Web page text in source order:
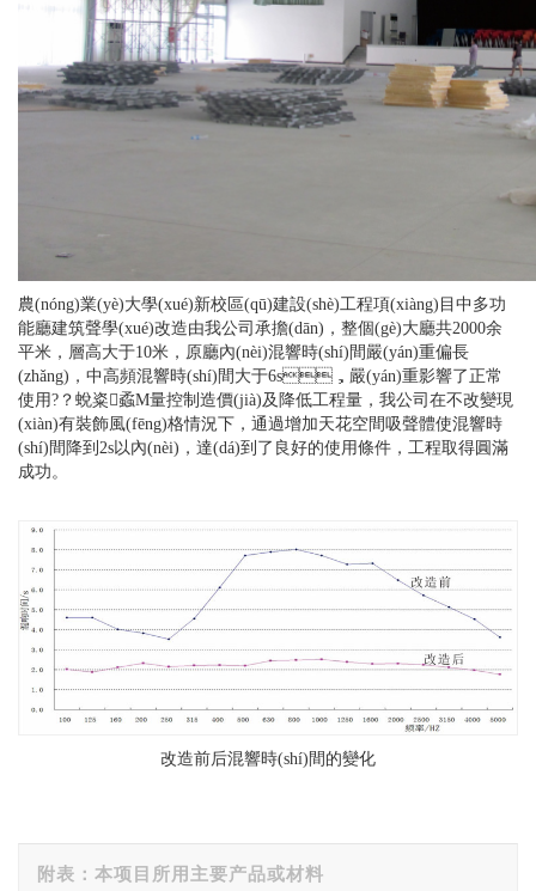
農(nóng)業(yè)大學(xué)新校區(qū)建設(shè)工程項(xiàng)目中多功
能廳建筑聲學(xué)改造由我公司承擔(dān)，整個(gè)大廳共2000余
平米，層高大于10米，原廳內(nèi)混響時(shí)間嚴(yán)重偏長
(zhǎng)，中高頻混響時(shí)間大于6s，嚴(yán)重影響了正常
使用?？蛻粢蟊M量控制造價(jià)及降低工程量，我公司在不改變現
(xiàn)有裝飾風(fēng)格情況下，通過增加天花空間吸聲體使混響時
(shí)間降到2s以內(nèi)，達(dá)到了良好的使用條件，工程取得圓滿
成功。
改造前后混響時(shí)間的變化